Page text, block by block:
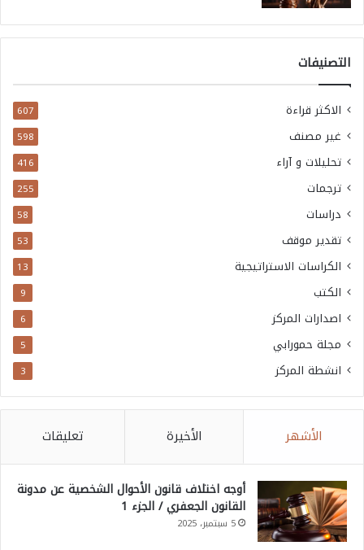
التصنيفات
الاكثر قراءة 607
غير مصنف 598
تحليلات و آراء 416
ترجمات 255
دراسات 58
تقدير موقف 53
الكراسات الاستراتيجية 13
الكتب 9
اصدارات المركز 6
مجلة حمورابي 5
انشطة المركز 3
الأشهر الأخيرة تعليقات
أوجه اختلاف قانون الأحوال الشخصية عن مدونة
القانون الجعفري / الجزء 1
5 سبتمبر، 2025